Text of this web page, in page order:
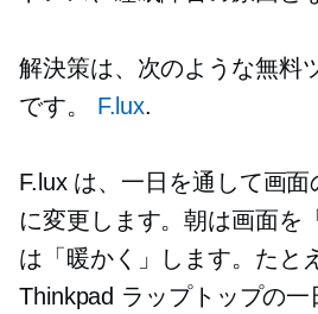
解決策は、次のような無料
です。 F.lux.
F.lux は、一日を通して画
に変更します。朝は画面を
は「暖かく」します。たと
Thinkpad ラップトップの